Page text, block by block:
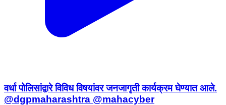
वर्धा पोलिसांद्वारे विविध विषयांवर जनजागृती कार्यक्रम घेण्यात आले.
@dgpmaharashtra @mahacyber